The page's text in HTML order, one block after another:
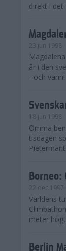
direkt i
23 jun 1998
år i den
- och vann!
18 jun 1998
Ömma
tisdagen
Borneo:
22 dec 1997
Världens
meter
Berlin